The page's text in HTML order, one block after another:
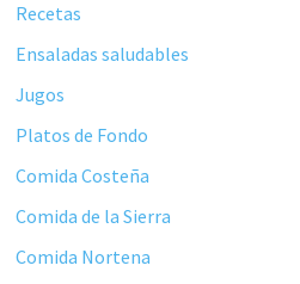
Recetas
Ensaladas saludables
Jugos
Platos de Fondo
Comida Costeña
Comida de la Sierra
Comida Nortena